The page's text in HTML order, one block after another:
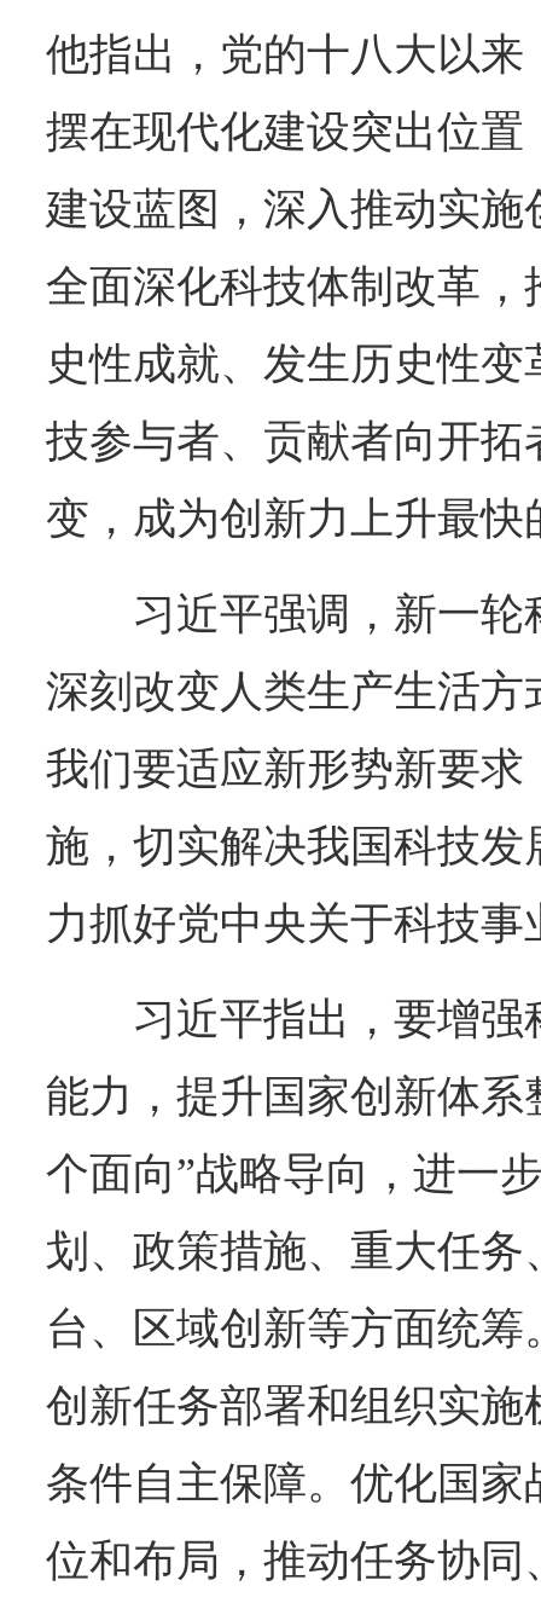
他指出，党的十八大以
摆在现代化建设突出位
建设蓝图，深入推动实
全面深化科技体制改革
史性成就、发生历史性
技参与者、贡献者向开
变，成为创新力上升最快
习近平强调，新一
深刻改变人类生产生活
我们要适应新形势新要
施，切实解决我国科技
力抓好党中央关于科技
习近平指出，要增
能力，提升国家创新体系
个面向”战略导向，进一
划、政策措施、重大任
台、区域创新等方面统
创新任务部署和组织实
条件自主保障。优化国
位和布局，推动任务协